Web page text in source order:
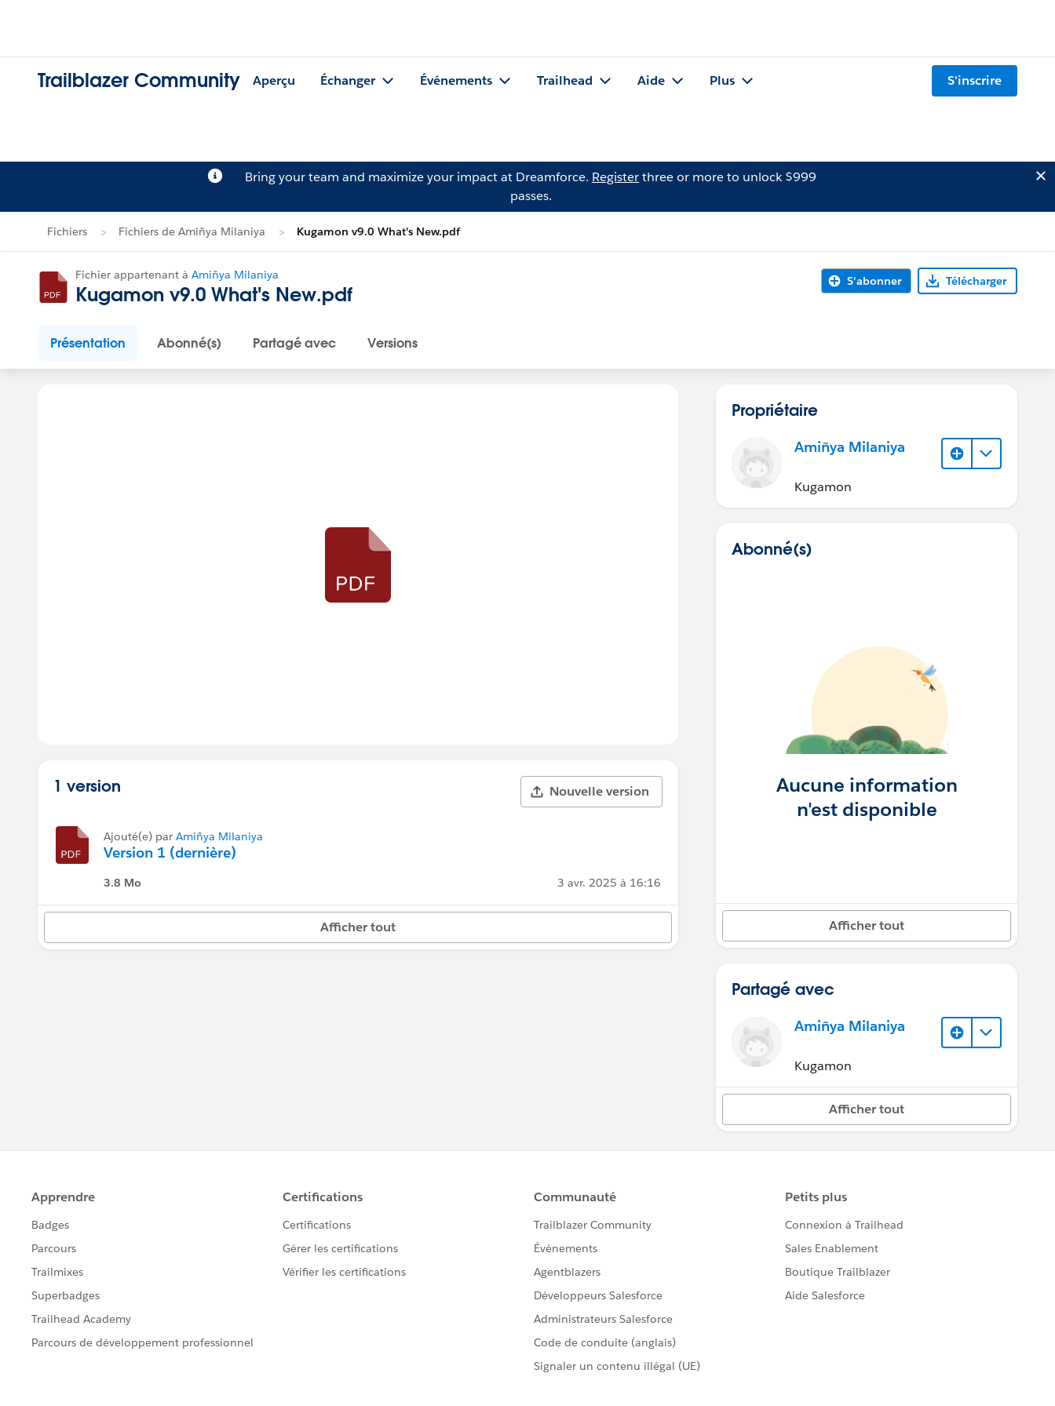
Trailblazer Community Aperçu Échanger Événements Trailhead Aide Plus S'inscrire
Bring your team and maximize your impact at Dreamforce. Registerthree or more to unlock $999
passes.
Fichiers Fichiers de Amiñya Milaniya Kugamon v9.0 What's New.pdf
Fichier appartenant à Amiñya Milaniya
Kugamon v9.0 What's New.pdf
S'abonner Télécharger
Présentation Abonné(s) Partagé avec Versions
1 version Nouvelle version
Ajouté(e) par Amiñya Milaniya
Version 1 (dernière)
3.8 Mo 3 avr. 2025 à 16:16
Afficher tout
Propriétaire
Amiñya Milaniya
Kugamon
Abonné(s)
Aucune information
n'est disponible
Afficher tout
Partagé avec
Amiñya Milaniya
Kugamon
Afficher tout